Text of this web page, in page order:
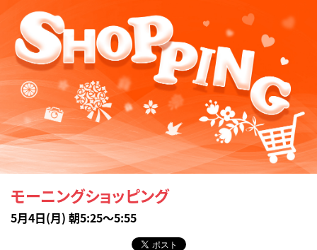
モーニングショッピング
5月4日(月) 朝5:25～5:55